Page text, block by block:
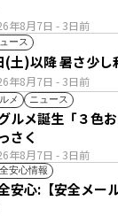
年8月7日 - 3日前
ース
年8月7日 - 3日前
8日(土)以降
メ ニュース
年8月7日 - 3日前
ルメ誕生「３色
さく
安心情報
安心:【安全メー